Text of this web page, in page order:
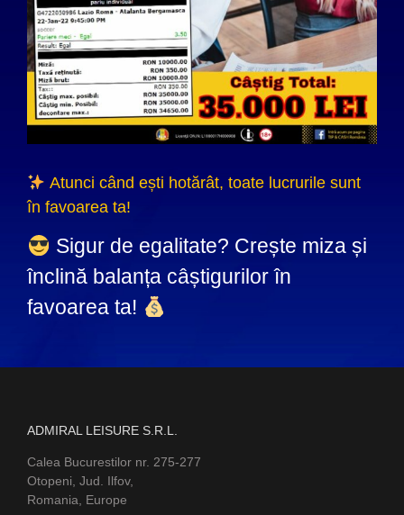
Atunci când ești hotărât, toate lucrurile sunt
în favoarea ta!
Sigur de egalitate? Crește miza și
înclină balanța câștigurilor în
favoarea ta!
ADMIRAL LEISURE S.R.L.
Calea Bucurestilor nr. 275-277
Otopeni, Jud. Ilfov,
Romania, Europe